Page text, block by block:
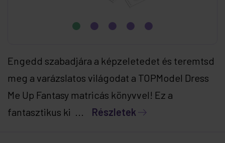
Engedd szabadjára a képzeletedet és teremtsd
meg a varázslatos világodat a TOPModel Dress
Me Up Fantasy matricás könyvvel! Ez a
fantasztikus ki ... Részletek